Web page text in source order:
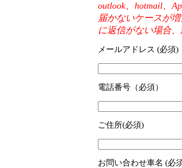
outlook、hotmail、
届かないケースが
に返信がない場合
メールアドレス (必須)
電話番号（必須）
ご住所(必須)
お問い合わせ車名 (必